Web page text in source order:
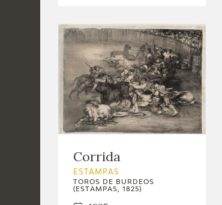
Corrida
ESTAMPAS
TOROS DE BURDEOS
(ESTAMPAS, 1825)